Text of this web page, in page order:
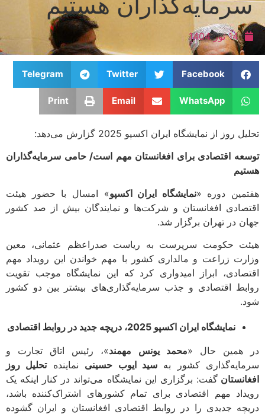
14 ثور 1404
Facebook
Twitter
Telegram
WhatsApp
Email
Print
روز از نمایشگاه ایران اکسپو 2025 گزارش می‌دهد:
اقتصادی برای افغانستان مهم است/ حامی سرمایه‌گذاران
دوره « نمایشگاه ایران اکسپو» امسال با حضور هیئت
افغانستان و شرکت‌ها و نمایندگان بیش از صد کشور
در تهران برگزار شد.
حکومت سرپرست به ریاست صدراعظم عثمانی، معین
زراعت و مالداری کشور با مهم خواندن این رویداد مهم
ابراز امیدواری کرد که این نمایشگاه موجب تقویت
اقتصادی و جذب سرمایه‌گذاری‌های بیشتر بین دو کشور
نمایشگاه ایران اکسپو 2025، دریچه جدید در روابط اقتصادی
همین حال «محمد یونس مهمند»، رئیس اتاق تجارت و
کشور به
سید ایوب حسینینماینده‌تحلیل روز
گفت: برگزاری این نمایشگاه می‌تواند در کنار اینکه یک
مهم اقتصادی برای تمام کشورهای اشتراک‌کننده باشد،
جدیدی را در روابط اقتصادی افغانستان و ایران گشوده